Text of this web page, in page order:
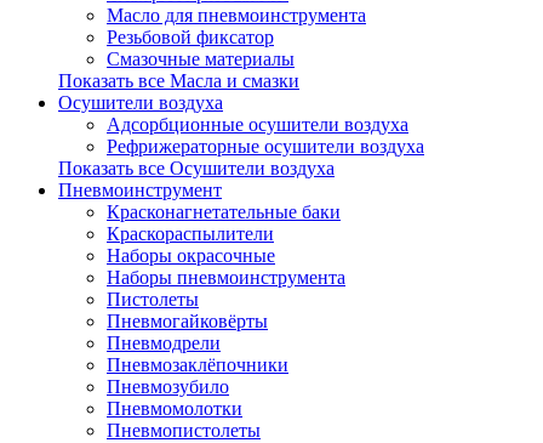
Масло для пневмоинструмента
Резьбовой фиксатор
Смазочные материалы
Показать все Масла и смазки
Осушители воздуха
Адсорбционные осушители воздуха
Рефрижераторные осушители воздуха
Показать все Осушители воздуха
Пневмоинструмент
Красконагнетательные баки
Краскораспылители
Наборы окрасочные
Наборы пневмоинструмента
Пистолеты
Пневмогайковёрты
Пневмодрели
Пневмозаклёпочники
Пневмозубило
Пневмомолотки
Пневмопистолеты